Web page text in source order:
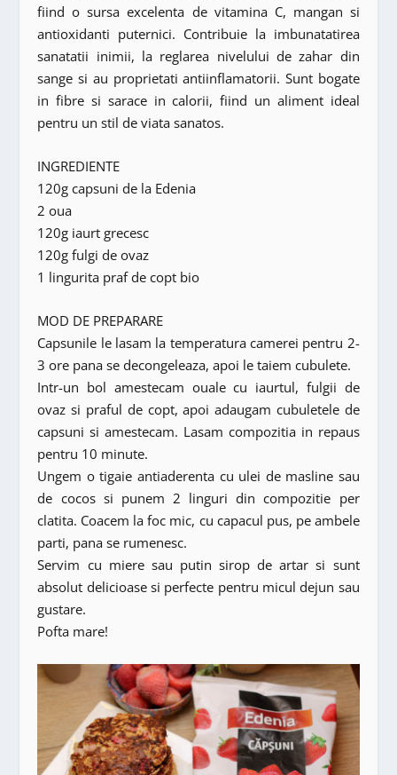
fiind o sursa excelenta de vitamina C, mangan si
antioxidanti puternici. Contribuie la imbunatatirea
sanatatii inimii, la reglarea nivelului de zahar din
sange si au proprietati antiinflamatorii. Sunt bogate
in fibre si sarace in calorii, fiind un aliment ideal
pentru un stil de viata sanatos.
INGREDIENTE
120g capsuni de la Edenia
2 oua
120g iaurt grecesc
120g fulgi de ovaz
1 lingurita praf de copt bio
MOD DE PREPARARE
Capsunile le lasam la temperatura camerei pentru 2-
3 ore pana se decongeleaza, apoi le taiem cubulete.
Intr-un bol amestecam ouale cu iaurtul, fulgii de
ovaz si praful de copt, apoi adaugam cubuletele de
capsuni si amestecam. Lasam compozitia in repaus
pentru 10 minute.
Ungem o tigaie antiaderenta cu ulei de masline sau
de cocos si punem 2 linguri din compozitie per
clatita. Coacem la foc mic, cu capacul pus, pe ambele
parti, pana se rumenesc.
Servim cu miere sau putin sirop de artar si sunt
absolut delicioase si perfecte pentru micul dejun sau
gustare.
Pofta mare!